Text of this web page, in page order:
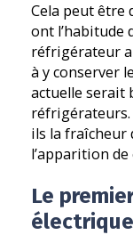
Cela peut être
ont l’habitude
réfrigérateur
à y conserver
actuelle serait
réfrigérateurs.
ils la fraîcheur
l’apparition de
Le